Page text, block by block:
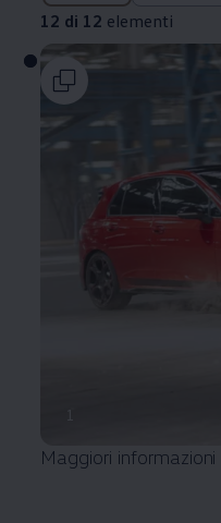
12 di 12 elementi
Maggiori informazioni